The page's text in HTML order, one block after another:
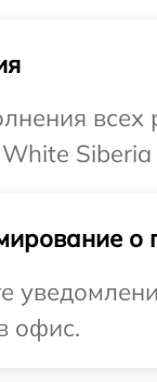
White
о
офис.